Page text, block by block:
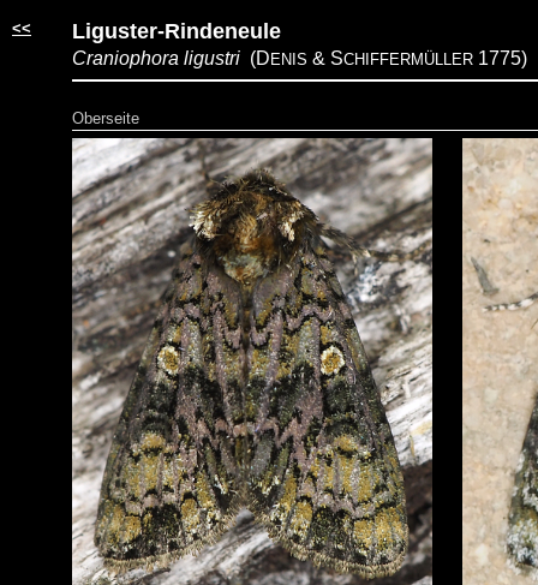
<< Liguster-Rindeneule
Craniophora ligustri (D ENIS & SCHIFFERMÜLLER 1775)
Oberseite